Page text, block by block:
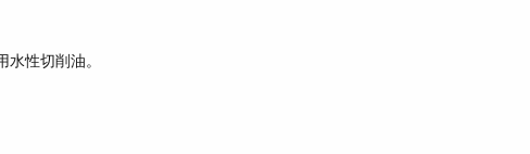
性切削油。